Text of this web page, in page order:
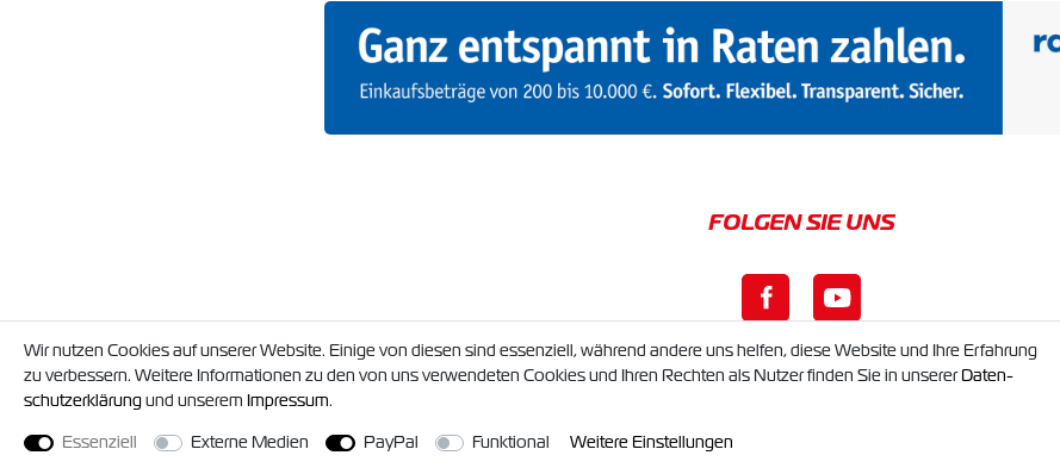
© 2026 Timo Struck und Jörg Militzer GbR. Alle Rechte vorbehalten. Alle Preise inkl. gesetzl. MwSt. zzgl.
*Gilt nur für Lieferungen innerhalb Deutschland, die Versandkosten für andere Länder finden Sie unter
powered by
Wir nutzen Cookies auf unserer Website. Einige von diesen sind essenziell, während andere uns helfen, diese Website und Ihre Erfahrung
zu verbessern. Weitere Informationen zu den von uns verwendeten Cookies und Ihren Rechten als Nutzer finden Sie in unsererDaten­
schutz­erklärungund unserem Impressum.
Essenziell
Externe Medien PayPal Funktional Weitere Einstellungen